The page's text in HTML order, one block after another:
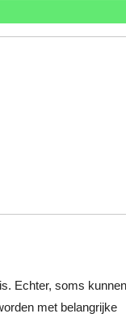
Echter, soms kunnen
met belangrijke